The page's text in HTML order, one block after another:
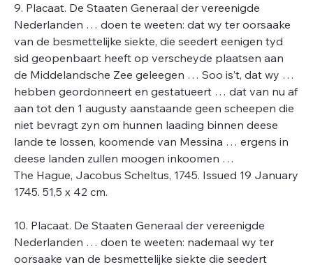
9. Placaat. De Staaten Generaal der vereenigde
Nederlanden … doen te weeten: dat wy ter oorsaake
van de besmettelijke siekte, die seedert eenigen tyd
sid geopenbaart heeft op verscheyde plaatsen aan
de Middelandsche Zee geleegen … Soo is’t, dat wy …
hebben geordonneert en gestatueert … dat van nu af
aan tot den 1 augusty aanstaande geen scheepen die
niet bevragt zyn om hunnen laading binnen deese
lande te lossen, koomende van Messina … ergens in
deese landen zullen moogen inkoomen …
The Hague, Jacobus Scheltus, 1745. Issued 19 January
1745. 51,5 x 42 cm.
10. Placaat. De Staaten Generaal der vereenigde
Nederlanden … doen te weeten: nademaal wy ter
oorsaake van de besmettelijke siekte die seedert